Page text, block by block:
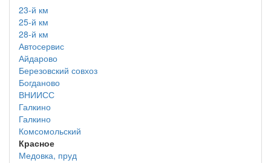
23-й км
25-й км
28-й км
Автосервис
Айдарово
Березовский совхоз
Богданово
ВНИИСС
Галкино
Галкино
Комсомольский
Красное
Медовка, пруд